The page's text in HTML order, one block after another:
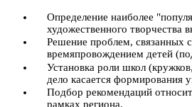
Определение наиболее
художественного творчества
Решение проблем, связанных
времяпровождением детей
Установка роли школ
дело касается формирования
Подбор рекомендаций
рамках региона.